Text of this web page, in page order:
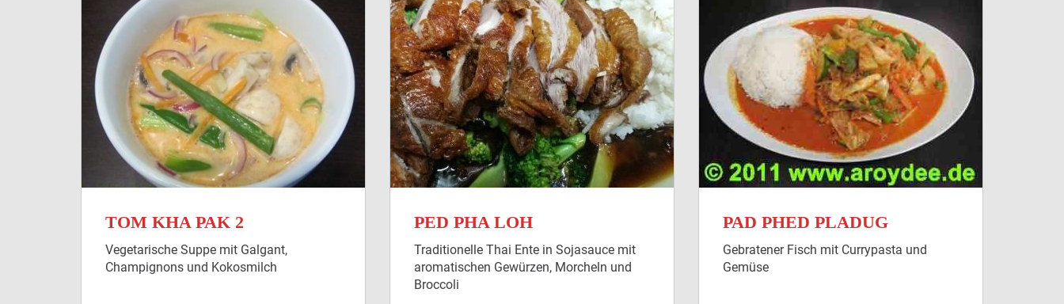
TOM KHA PAK 2
Vegetarische Suppe mit Galgant,
Champignons und Kokosmilch
PED PHA LOH
Traditionelle Thai Ente in Sojasauce mit
aromatischen Gewürzen, Morcheln und
Broccoli
PAD PHED PLADUG
Gebratener Fisch mit Currypasta und
Gemüse